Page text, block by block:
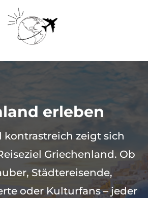
erleben
zeigt sich
Griechenland. Ob
Städtereisende,
oder Kulturfans – jeder